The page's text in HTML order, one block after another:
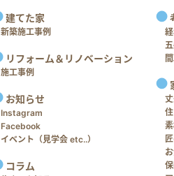
建てた家
新築施工事例
リフォーム＆リノベーション
施工事例
お知らせ
Instagram
Facebook
イベント（見学会 etc..）
コラム